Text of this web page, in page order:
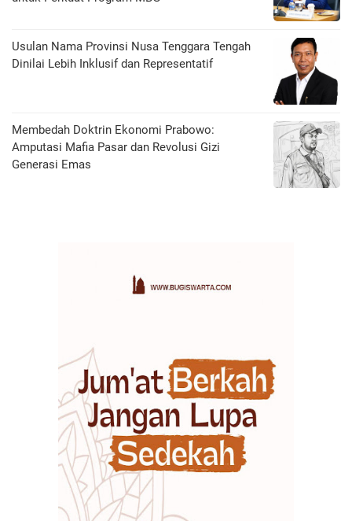
Usulan Nama Provinsi Nusa Tenggara Tengah
Dinilai Lebih Inklusif dan Representatif
Membedah Doktrin Ekonomi Prabowo:
Amputasi Mafia Pasar dan Revolusi Gizi
Generasi Emas